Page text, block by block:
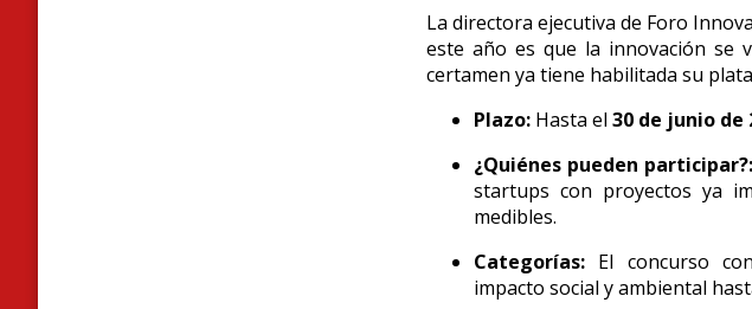
La directora ejecutiva de Foro
este año es que la innovación se
certamen ya tiene habilitada su
Plazo:Hasta el 30 de junio de
¿Quiénes pueden participar?:
startups con proyectos ya
medibles.
Categorías:El concurso
impacto social y ambiental